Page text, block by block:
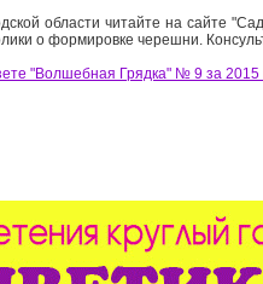
области читайте на сайте
о формировке черешни.
"Волшебная Грядка" № 9 за 2015